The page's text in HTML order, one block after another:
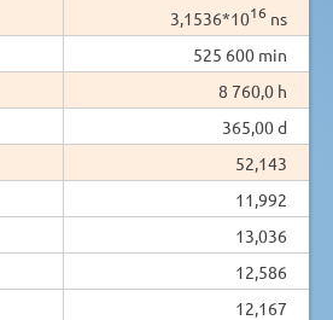
3,1536*1016 ns
525 600 min
8 760,0 h
365,00 d
52,143
11,992
13,036
12,586
12,167